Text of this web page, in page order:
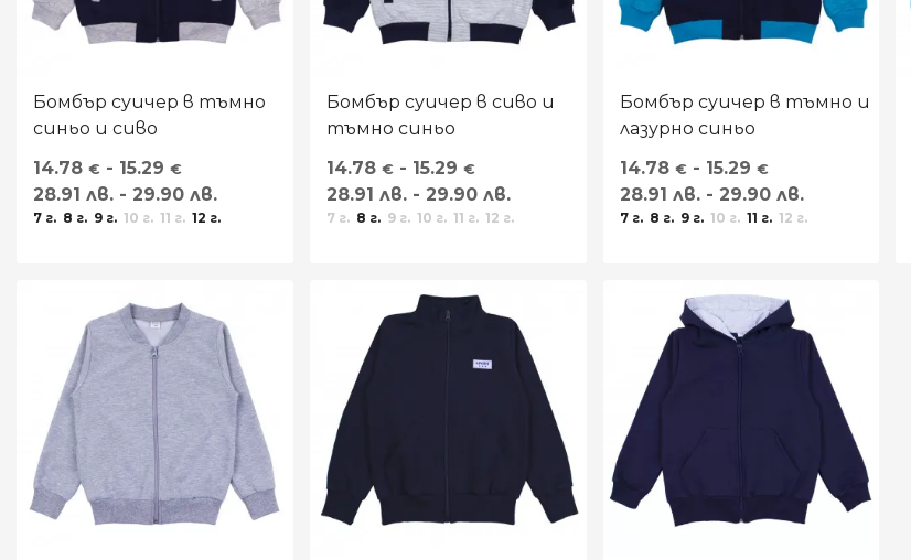
Бомбър суичер в тъмно
синьо и сиво
14.78 € - 15.29 €
28.91 лв. - 29.90 лв.
7 г. 8 г. 9 г. 10 г. 11 г. 12 г.
Бомбър суичер в сиво и
тъмно синьо
14.78 €- 15.29 €
28.91 лв. - 29.90 лв.
7 г. 8 г. 9 г. 10 г. 11 г. 12 г.
Бомбър суичер в тъмно и
лазурно синьо
14.78 €- 15.29 €
28.91 лв. - 29.90 лв.
7 г. 8 г. 9 г. 10 г. 11 г. 12 г.